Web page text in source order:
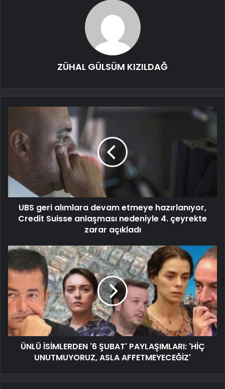
ZÜHAL GÜLSÜM KIZILDAĞ
UBS geri alımlara devam etmeye hazırlanıyor,
Credit Suisse anlaşması nedeniyle 4. çeyrekte
zarar açıkladı
ÜNLÜ İSİMLERDEN '6 ŞUBAT' PAYLAŞIMLARI: 'HİÇ
UNUTMUYORUZ, ASLA AFFETMEYECEĞİZ'